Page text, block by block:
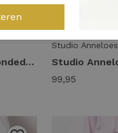
Studio Anneloes anne bonded trousers 94819 Broek 8700 espresso
Studio Anneloes
99,95